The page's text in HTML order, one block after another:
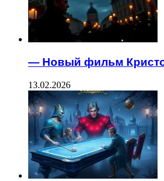
— Новый фильм
13.02.2026